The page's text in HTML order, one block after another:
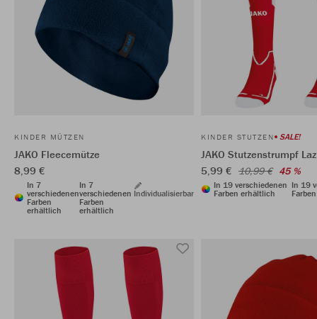
KINDER MÜTZEN
JAKO Fleecemütze
8,99 €
In 7
verschiedenen
Farben
erhältlich
In 7
verschiedenen
Farben
erhältlich
Individualisierbar
KINDER STUTZEN SALE!
JAKO Stutzenstrumpf
5,99 € 10,99 € 45 %
In 19 verschiedenen
Farben erhältlich
In 19